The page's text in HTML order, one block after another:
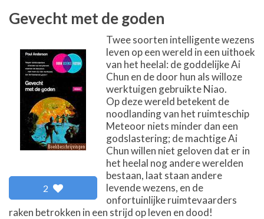
Gevecht met de goden
2
Twee soorten intelligente wezens
leven op een wereld in een uithoek
van het heelal: de goddelijke Ai
Chun en de door hun als willoze
werktuigen gebruikte Niao.
Op deze wereld betekent de
noodlanding van het ruimteschip
Meteoor niets minder dan een
godslastering; de machtige Ai
Chun willen niet geloven dat er in
het heelal nog andere werelden
bestaan, laat staan andere
levende wezens, en de
onfortuinlijke ruimtevaarders
raken betrokken in een strijd op leven en dood!